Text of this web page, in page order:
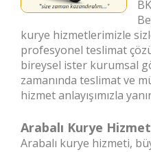
kurye hizmetlerimizle
profesyonel teslimat
bireysel ister kurumsal
zamanında teslimat ve
hizmet anlayışımızla
Arabalı Kurye
Arabalı kurye hizmeti,